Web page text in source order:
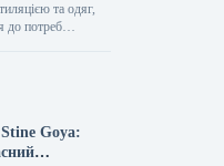
та одяг,
до потреб
до створення
Goya: